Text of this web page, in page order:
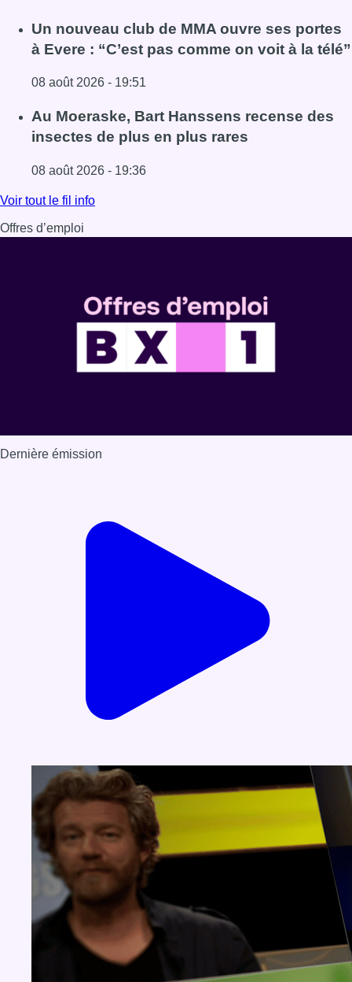
Lire l'article Deux personnes hospitalisées après un
Un nouveau club de MMA ouvre ses portes
à Evere : “C’est pas comme on voit à la télé”
08 août 2026 - 19:51
Lire l'article Un nouveau club de MMA ouvre ses portes à
Au Moeraske, Bart Hanssens recense des
insectes de plus en plus rares
08 août 2026 - 19:36
Lire l'article Au Moeraske, Bart Hanssens recense des
Voir tout le fil info
Offres d’emploi
Dernière émission